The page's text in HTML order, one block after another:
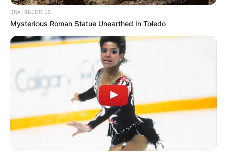
BRAINBERRIES
Mysterious Roman Statue Unearthed In Toledo